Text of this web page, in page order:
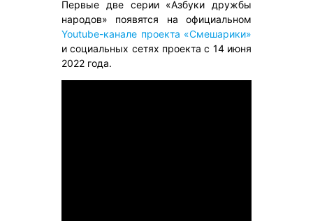
Первые две серии «Азбуки дружбы
народов» появятся на официальном
Youtube-канале проекта «Смешарики»
и социальных сетях проекта с 14 июня
2022 года.